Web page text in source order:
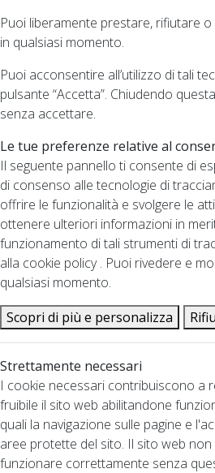
Puoi liberamente prestare, rifiutare
in qualsiasi momento.
Puoi acconsentire all’utilizzo di tali
pulsante “Accetta”. Chiudendo
senza accettare.
Le tue preferenze relative al
Il seguente pannello ti consente di
di consenso alle tecnologie di
offrire le funzionalità e svolgere le
ottenere ulteriori informazioni in
funzionamento di tali strumenti di
alla cookie policy . Puoi rivedere e
qualsiasi momento.
Scopri di più e personalizza
Strettamente necessari
I cookie necessari contribuiscono a
fruibile il sito web abilitandone
quali la navigazione sulle pagine e
aree protette del sito. Il sito web non
funzionare correttamente senza